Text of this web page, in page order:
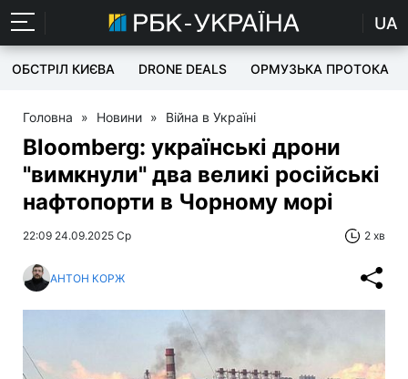
UA
ОБСТРІЛ КИЄВА DRONE DEALS ОРМУЗЬКА ПРОТОКА
Головна » Новини » Війна в Україні
Bloomberg: українські дрони
"вимкнули" два великі російські
нафтопорти в Чорному морі
22:09 24.09.2025 Ср 2 хв
АНТОН КОРЖ